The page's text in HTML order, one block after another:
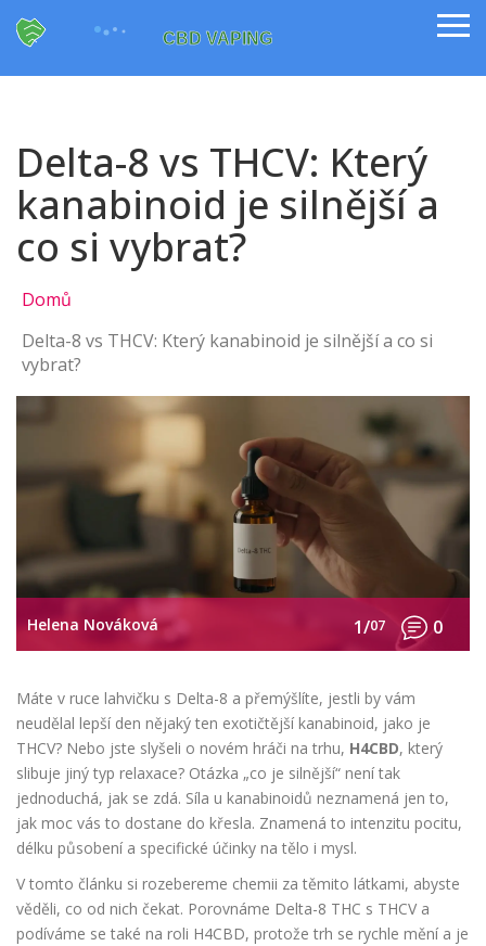
Delta-8 vs THCV: Který
kanabinoid je silnější a
co si vybrat?
Domů
Delta-8 vs THCV: Který kanabinoid je silnější a co si
vybrat?
Helena Nováková 1/07 0
Máte v ruce lahvičku s Delta-8 a přemýšlíte, jestli by vám
neudělal lepší den nějaký ten exotičtější kanabinoid, jako je
THCV? Nebo jste slyšeli o novém hráči na trhu, H4CBD, který
slibuje jiný typ relaxace? Otázka „co je silnější“ není tak
jednoduchá, jak se zdá. Síla u kanabinoidů neznamená jen to,
jak moc vás to dostane do křesla. Znamená to intenzitu pocitu,
délku působení a specifické účinky na tělo i mysl.
V tomto článku si rozebereme chemii za těmito látkami, abyste
věděli, co od nich čekat. Porovnáme Delta-8 THC s THCV a
podíváme se také na roli H4CBD, protože trh se rychle mění a je